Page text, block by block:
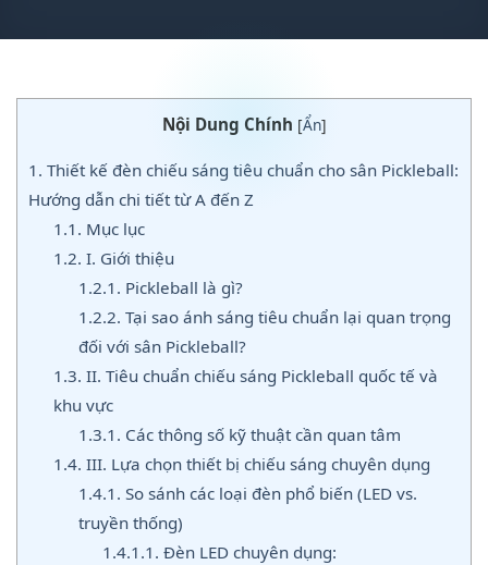
Nội Dung Chính [Ẩn]
1. Thiết kế đèn chiếu sáng tiêu chuẩn cho sân Pickleball:
Hướng dẫn chi tiết từ A đến Z
1.1. Mục lục
1.2. I. Giới thiệu
1.2.1. Pickleball là gì?
1.2.2. Tại sao ánh sáng tiêu chuẩn lại quan trọng
đối với sân Pickleball?
1.3. II. Tiêu chuẩn chiếu sáng Pickleball quốc tế và
khu vực
1.3.1. Các thông số kỹ thuật cần quan tâm
1.4. III. Lựa chọn thiết bị chiếu sáng chuyên dụng
1.4.1. So sánh các loại đèn phổ biến (LED vs.
truyền thống)
1.4.1.1. Đèn LED chuyên dụng: